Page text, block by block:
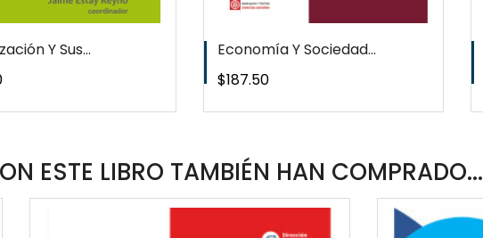
Y Sus...
Economía Y Sociedad...
Precio
$187.50
ESTE LIBRO TAMBIÉN HAN COMPRADO...